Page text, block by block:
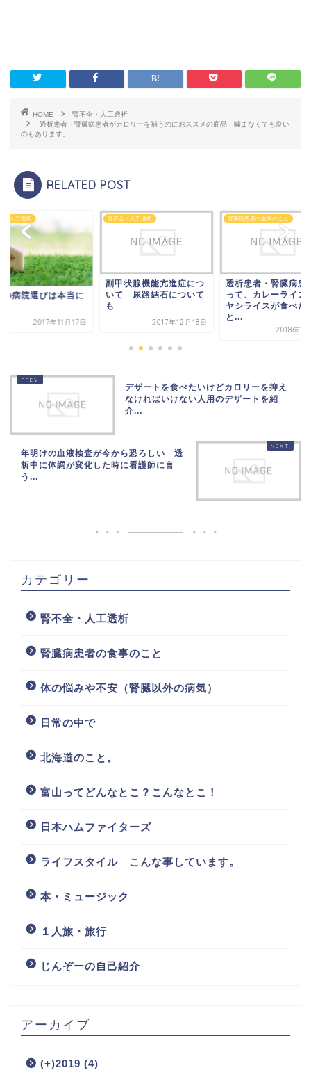
HOME
腎不全・人工透析
透析患者・腎臓病患者がカロリーを補うのにおススメの商品 噛まなくても良い
のもあります。
RELATED POST
に
副甲状腺機能亢進症につ
いて 尿路結石について
2017年12月18日
透析患者・腎臓病患者だ
って、カレーライスやハ
ヤシライスが食べたい
と...
腎不全・人
母が慢
れまし
デザートを食べたいけどカロリーを抑え
なければいけない人用のデザートを紹
介...
年明けの血液検査が今から恐ろしい 透
析中に体調が変化した時に看護師に言
う...
カテゴリー
腎不全・人工透析
腎臓病患者の食事のこと
体の悩みや不安（腎臓以外の病気）
日常の中で
北海道のこと。
富山ってどんなとこ？こんなとこ！
日本ハムファイターズ
ライフスタイル こんな事しています。
本・ミュージック
１人旅・旅行
じんぞーの自己紹介
アーカイブ
(+)2019 (4)